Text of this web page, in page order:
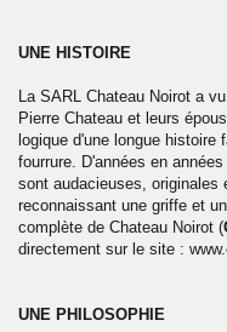
UNE HISTOIRE
La SARL Chateau Noirot a
Pierre Chateau et leurs
logique d'une longue
fourrure. D'années en
sont audacieuses, originales
reconnaissant une griffe et
complète de Chateau Noirot (
directement sur le site :
UNE PHILOSOPHIE